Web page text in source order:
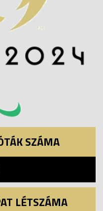
SZÁMA
LÉTSZÁMA